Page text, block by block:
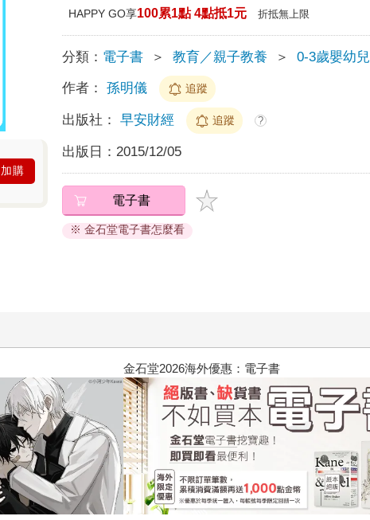
加購
HAPPY GO享100累1點 4點抵1元 折抵無上限
分類： 電子書 ＞ 教育／親子教養 ＞ 0-3歲嬰幼兒
作者： 孫明儀 追蹤
出版社： 早安財經 追蹤 ?
出版日： 2015/12/05
電子書
※ 金石堂電子書怎麼看
2026金石堂暑假漫博〈你好，我吃一點〉第二波